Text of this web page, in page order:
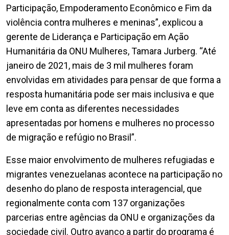
Participação, Empoderamento Econômico e Fim da
violência contra mulheres e meninas”, explicou a
gerente de Liderança e Participação em Ação
Humanitária da ONU Mulheres, Tamara Jurberg. “Até
janeiro de 2021, mais de 3 mil mulheres foram
envolvidas em atividades para pensar de que forma a
resposta humanitária pode ser mais inclusiva e que
leve em conta as diferentes necessidades
apresentadas por homens e mulheres no processo
de migração e refúgio no Brasil”.
Esse maior envolvimento de mulheres refugiadas e
migrantes venezuelanas acontece na participação no
desenho do plano de resposta interagencial, que
regionalmente conta com 137 organizações
parcerias entre agências da ONU e organizações da
sociedade civil. Outro avanço a partir do programa é